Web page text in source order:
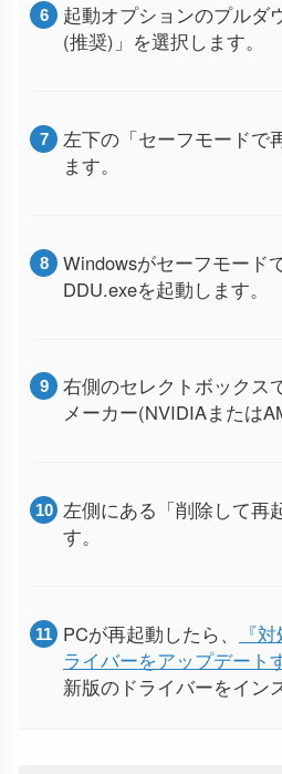
起動オプションのプルダ
(推奨)」を選択します。
左下の「セーフモードで
ます。
Windowsがセーフモード
DDU.exeを起動します。
右側のセレクトボックス
メーカー(NVIDIAまたは
左側にある「削除して再
す。
PCが再起動したら、
『
ライバーをアップデート
新版のドライバーをイン